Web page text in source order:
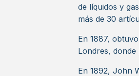
de líquidos y
más de 30
En 1887,
Londres, donde
En 1892, John